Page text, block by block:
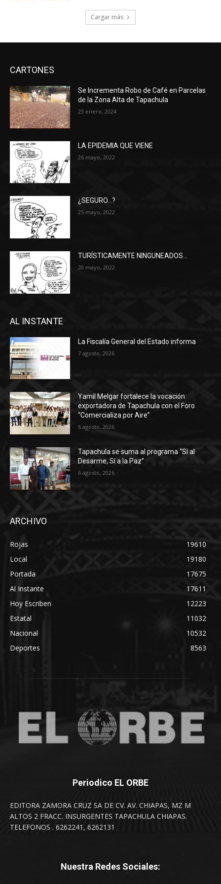
Cargar más
CARTONES
Se Incrementa Robo de Café en Parcelas
de la Zona Alta de Tapachula
23 enero, 2024
LA EPIDEMIA QUE VIENE
26 mayo, 2022
¿SEGURO…?
25 mayo, 2022
TURÍSTICAMENTE NINGUNEADOS…
20 mayo, 2022
AL INSTANTE
La Fiscalía General del Estado informa
7 agosto, 2026
Yamil Melgar fortalece la vocación
exportadora de Tapachula con el Foro
“Comercializa por Aire”
6 agosto, 2026
Tapachula se suma al programa “Sí al
Desarme, Sí a la Paz”
6 agosto, 2026
ARCHIVO
Rojas
19610
Local
19180
Portada
17675
Al Instante
17611
Hoy Escriben
12223
Estatal
11032
Nacional
10532
Deportes
8563
Periodico EL ORBE
EDITORA ZAMORA CRUZ SA DE CV. AV. CHIAPAS, MZ M
ALTOS 2 FRACC. INSURGENTES TAPACHULA CHIAPAS.
TELEFONOS . 6262241, 6262131
Nuestra Redes Sociales: